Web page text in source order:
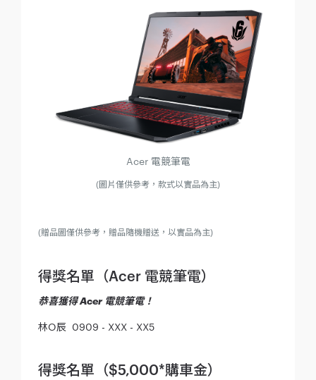
Acer 電競筆電
(圖片僅供參考，款式以實品為主)
(贈品圖僅供參考，贈品隨機贈送，以實品為主)
得獎名單（Acer 電競筆電）
恭喜獲得 Acer 電競筆電！
林O辰 0909 - XXX - XX5
得獎名單（$5,000*購車金）